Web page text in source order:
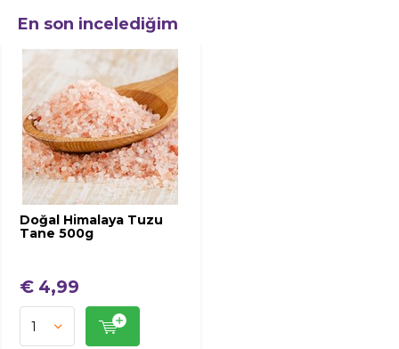
En son incelediğim
Doğal Himalaya Tuzu
Tane 500g
€ 4,99